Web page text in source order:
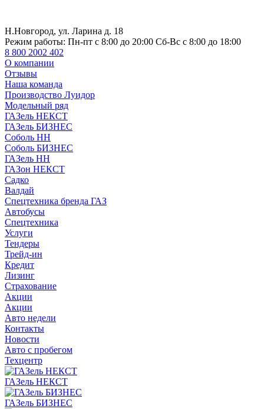
Н.Новгород, ул. Ларина д. 18
Режим работы: Пн-пт с 8:00 до 20:00 Сб-Вс с 8:00 до 18:00
8 800 2002 402
О компании
Отзывы
Наша команда
Производство Луидор
Модельный ряд
ГАЗель НЕКСТ
ГАЗель БИЗНЕС
Соболь НН
Соболь БИЗНЕС
ГАЗель НН
ГАЗон НЕКСТ
Садко
Валдай
Спецтехника бренда ГАЗ
Автобусы
Спецтехника
Услуги
Тендеры
Трейд-ин
Кредит
Лизинг
Страхование
Акции
Акции
Авто недели
Контакты
Новости
Авто с пробегом
Техцентр
ГАЗель НЕКСТ
ГАЗель БИЗНЕС